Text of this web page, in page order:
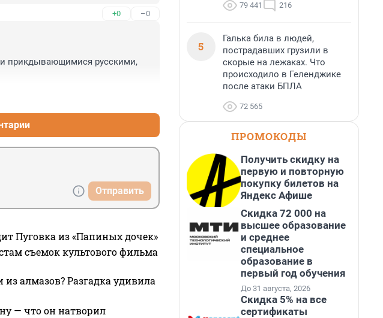
+0 –0
и прикдывающимися русскими,
Отправить
Пуговка из «Папиных дочек»
съемок культового фильма
алмазов? Разгадка удивила
— что он натворил
79 441 216
5
Галька била в людей,
пострадавших грузили в
скорые на лежаках. Что
происходило в Геленджике
после атаки БПЛА
72 565
ПРОМОКОДЫ
Получить скидку на
первую и повторную
покупку билетов на
Яндекс Афише
Скидка 72 000 на
высшее образование
и среднее
специальное
образование в
первый год обучения
До 31 августа, 2026
Скидка 5% на все
сертификаты